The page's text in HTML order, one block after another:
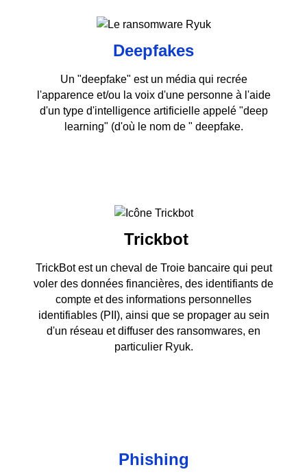
Deepfakes
Un "deepfake" est un média qui recrée
l'apparence et/ou la voix d'une personne à l'aide
d'un type d'intelligence artificielle appelé "deep
learning" (d'où le nom de " deepfake.
Trickbot
TrickBot est un cheval de Troie bancaire qui peut
voler des données financières, des identifiants de
compte et des informations personnelles
identifiables (PII), ainsi que se propager au sein
d'un réseau et diffuser des ransomwares, en
particulier Ryuk.
Phishing